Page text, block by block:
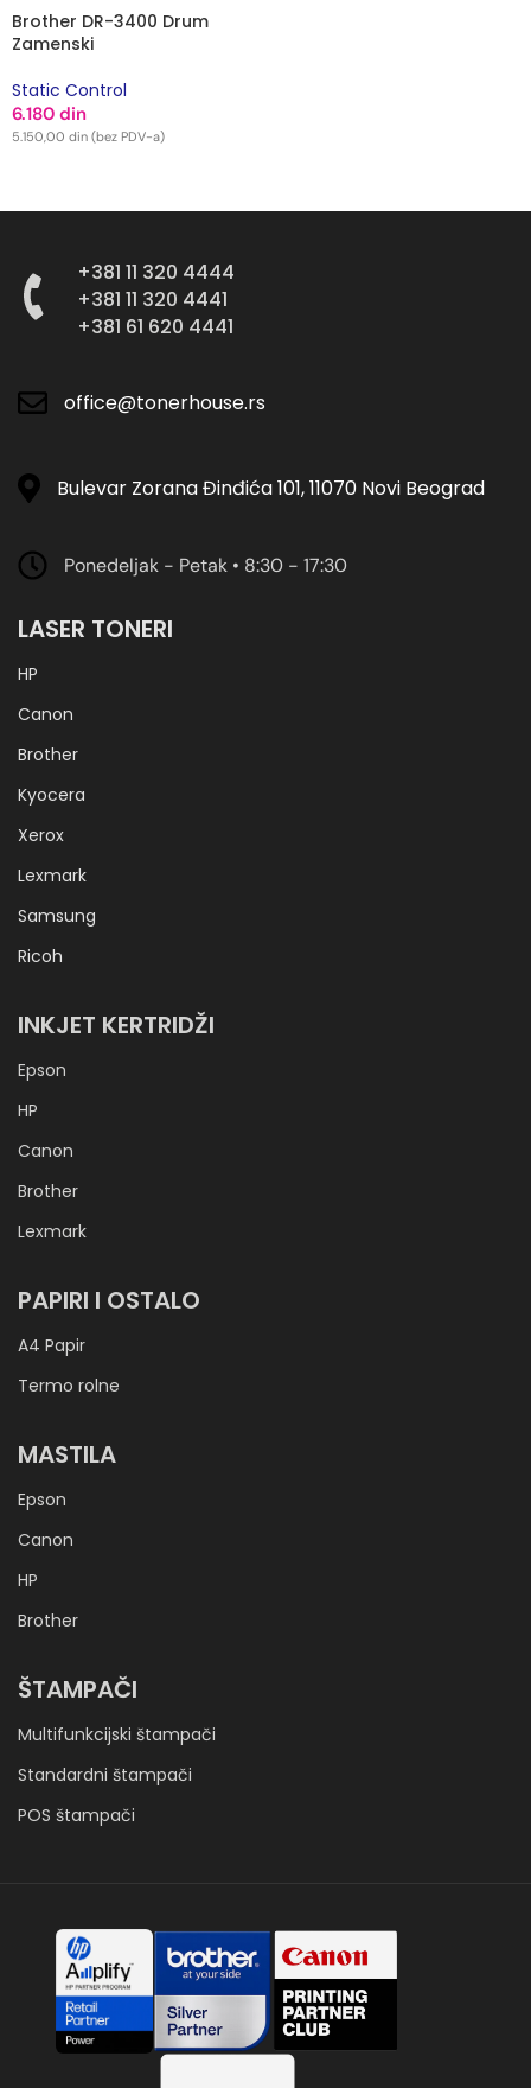
Brother DR-3400 Drum
Zamenski
Static Control
6.180 din
5.150,00 din (bez PDV-a)
+381 11 320 4444
+381 11 320 4441
+381 61 620 4441
office@tonerhouse.rs
Bulevar Zorana Đinđića 101, 11070 Novi Beograd
Ponedeljak - Petak • 8:30 - 17:30
LASER TONERI
HP
Canon
Brother
Kyocera
Xerox
Lexmark
Samsung
Ricoh
INKJET KERTRIDŽI
Epson
HP
Canon
Brother
Lexmark
PAPIRI I OSTALO
A4 Papir
Termo rolne
MASTILA
Epson
Canon
HP
Brother
ŠTAMPAČI
Multifunkcijski štampači
Standardni štampači
POS štampači